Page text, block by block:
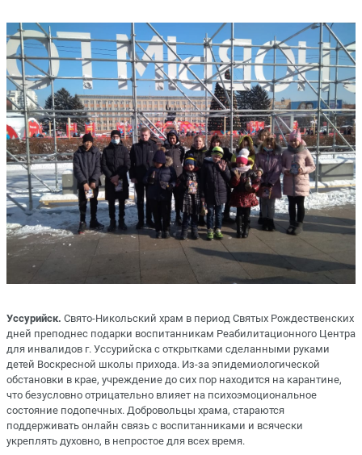
Уссурийск. Свято-Никольский храм в период Святых Рождественских
дней преподнес подарки воспитанникам Реабилитационного Центра
для инвалидов г. Уссурийска с открытками сделанными руками
детей Воскресной школы прихода. Из-за эпидемиологической
обстановки в крае, учреждение до сих пор находится на карантине,
что безусловно отрицательно влияет на психоэмоциональное
состояние подопечных. Добровольцы храма, стараются
поддерживать онлайн связь с воспитанниками и всячески
укреплять духовно, в непростое для всех время.